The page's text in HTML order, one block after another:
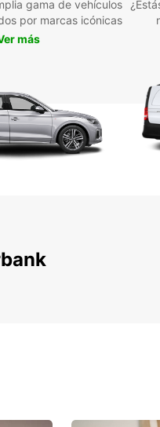
estancia en esta
con nosotros hoy y
gama de vehículos
por marcas icónicas
más